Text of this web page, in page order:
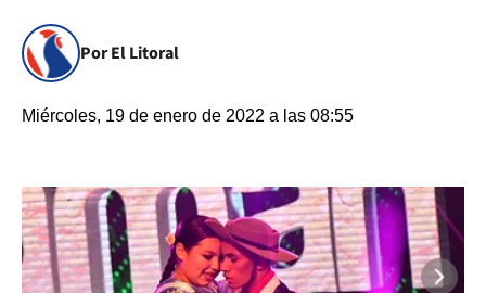
Por El Litoral
Miércoles, 19 de enero de 2022 a las 08:55